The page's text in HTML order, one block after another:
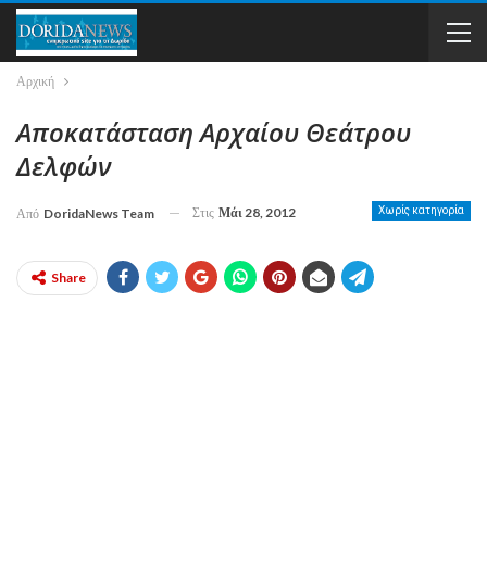
Αρχική
Αποκατάσταση Αρχαίου Θεάτρου
Δελφών
Χωρίς κατηγορία
Από DoridaNews Team Στις Μάι 28, 2012
Share